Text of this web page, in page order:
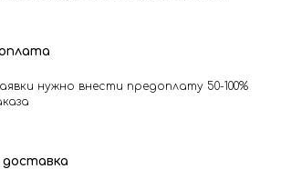
нужно внести предоплату 50-100%